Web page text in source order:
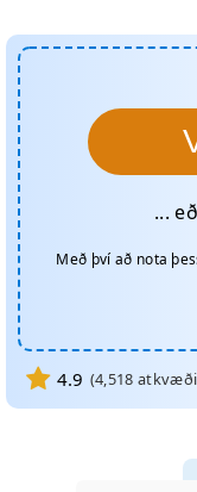
...
Með því að nota
4.9 (4,518